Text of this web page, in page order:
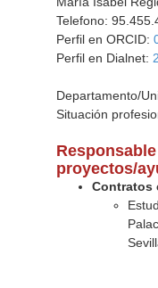
Telefono:
Perfil en ORCID:
Perfil en Dialnet:
Departamento/
Situación
proyectos/
Contratos